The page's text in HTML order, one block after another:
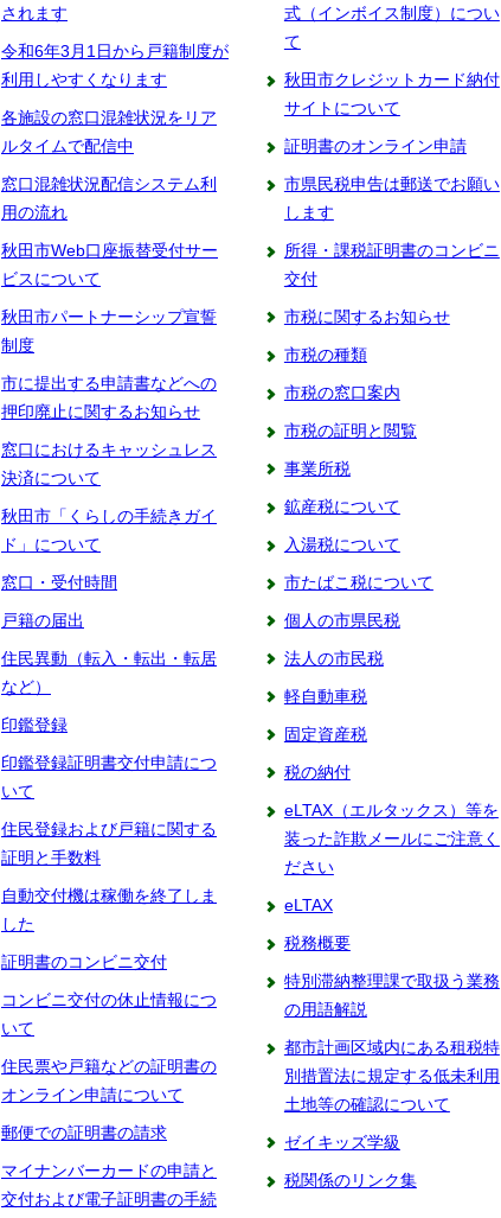
されます
令和6年3月1日から戸籍制度が
利用しやすくなります
各施設の窓口混雑状況をリア
ルタイムで配信中
窓口混雑状況配信システム利
用の流れ
秋田市Web口座振替受付サー
ビスについて
秋田市パートナーシップ宣誓
制度
市に提出する申請書などへの
押印廃止に関するお知らせ
窓口におけるキャッシュレス
決済について
秋田市「くらしの手続きガイ
ド」について
窓口・受付時間
戸籍の届出
住民異動（転入・転出・転居
など）
印鑑登録
印鑑登録証明書交付申請につ
いて
住民登録および戸籍に関する
証明と手数料
自動交付機は稼働を終了しま
した
証明書のコンビニ交付
コンビニ交付の休止情報につ
いて
住民票や戸籍などの証明書の
オンライン申請について
郵便での証明書の請求
マイナンバーカードの申請と
交付および電子証明書の手続
式（インボイス制度）につい
て
秋田市クレジットカード納付
サイトについて
証明書のオンライン申請
市県民税申告は郵送でお願い
します
所得・課税証明書のコンビニ
交付
市税に関するお知らせ
市税の種類
市税の窓口案内
市税の証明と閲覧
事業所税
鉱産税について
入湯税について
市たばこ税について
個人の市県民税
法人の市民税
軽自動車税
固定資産税
税の納付
eLTAX（エルタックス）等を
装った詐欺メールにご注意く
ださい
eLTAX
税務概要
特別滞納整理課で取扱う業務
の用語解説
都市計画区域内にある租税特
別措置法に規定する低未利用
土地等の確認について
ゼイキッズ学級
税関係のリンク集